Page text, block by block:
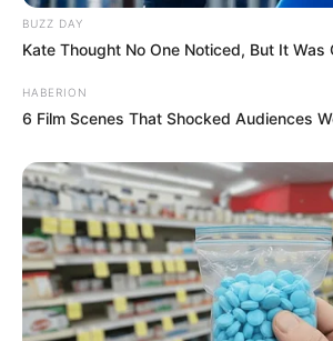
BUZZ DAY
Kate Thought No One Noticed, But It Was
HABERION
6 Film Scenes That Shocked Audiences